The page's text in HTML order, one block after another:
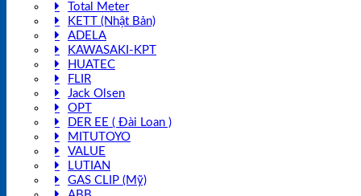
Total Meter
KETT (Nhật Bản)
ADELA
KAWASAKI-KPT
HUATEC
FLIR
Jack Olsen
OPT
DER EE ( Đài Loan )
MITUTOYO
VALUE
LUTIAN
GAS CLIP (Mỹ)